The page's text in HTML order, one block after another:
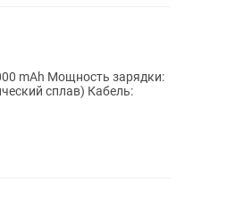
mAh Мощность зарядки:
сплав) Кабель: